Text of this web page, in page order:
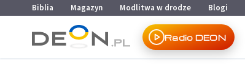
Przejdź do menu głównego
Przejdź do treści
Biblia Magazyn Modlitwa w drodze Blogi
Radio DEON